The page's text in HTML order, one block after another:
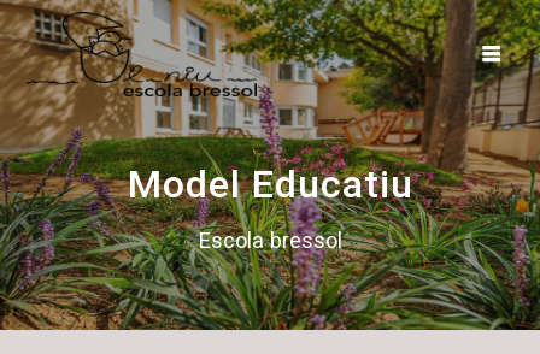
Skip
to
content
Model Educatiu
Escola bressol